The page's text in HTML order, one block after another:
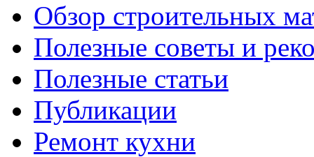
Обзор строительных
Полезные советы и
Полезные статьи
Публикации
Ремонт кухни